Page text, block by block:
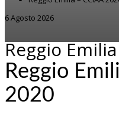
6 Agosto 2026
Reggio
Reggio
2020